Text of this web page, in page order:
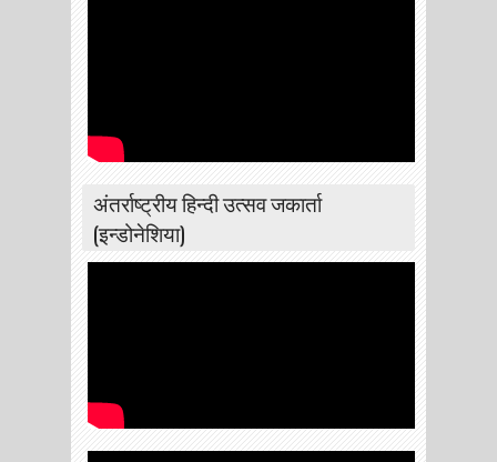
अंतर्राष्ट्रीय हिन्दी उत्सव जकार्ता
(इन्डोनेशिया)